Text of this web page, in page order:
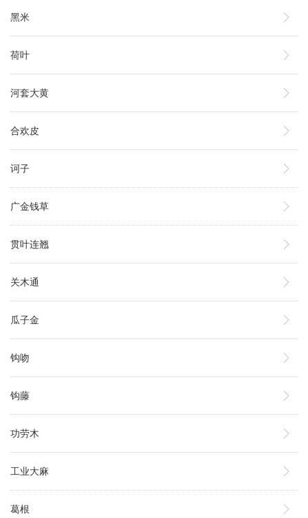
黑米
荷叶
河套大黄
合欢皮
诃子
广金钱草
贯叶连翘
关木通
瓜子金
钩吻
钩藤
功劳木
工业大麻
葛根